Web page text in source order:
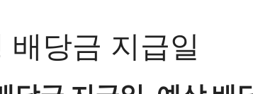
배당금 지급일